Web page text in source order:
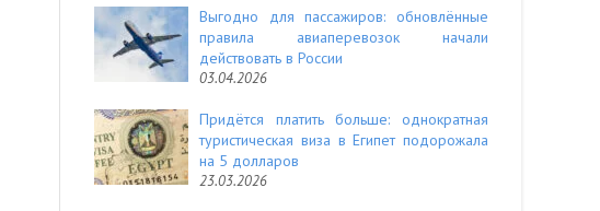
Выгодно для пассажиров: обновлённые
правила авиаперевозок начали
действовать в России
03.04.2026
Придётся платить больше: однократная
туристическая виза в Египет подорожала
на 5 долларов
23.03.2026